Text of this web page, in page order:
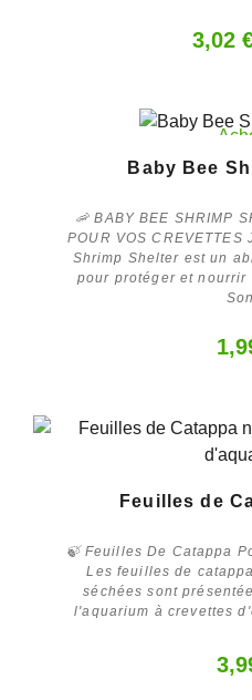
3,02
Baby Bee
🦐 BABY BEE SHRIMP
POUR VOS
Shrimp Shelter est un
pour protéger et
Feuilles de
🍃 Feuilles De Catappa
Les feuilles de
séchées sont
l'aquarium à crevettes